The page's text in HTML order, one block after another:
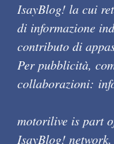
IsayBlog! la cui
di informazione
contributo di
Per pubblicità,
collaborazioni:
motorilive is part
IsayBlog!